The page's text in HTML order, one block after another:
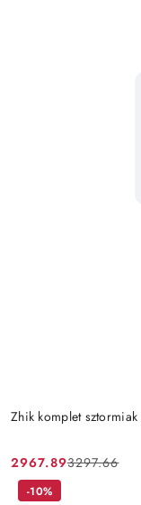
Zhik komplet
Cena
promocyjna:
2967.89
Cena
przed
3297.66
-10%